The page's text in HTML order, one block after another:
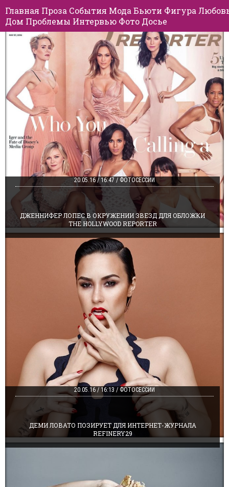
Главная Проза События Мода Бьюти Фигура
Дом Проблемы Интервью Фото Досье
ДЖЕННИФЕР ЛОПЕС В ОКРУЖЕНИИ ЗВЕЗД ДЛЯ ОБЛОЖКИ
THE HOLLYWOOD REPORTER
20.05.16 / 16:47 / ФОТОСЕССИИ
ДЕМИ ЛОВАТО ПОЗИРУЕТ ДЛЯ ИНТЕРНЕТ-ЖУРНАЛА
REFINERY29
20.05.16 / 16:13 / ФОТОСЕССИИ